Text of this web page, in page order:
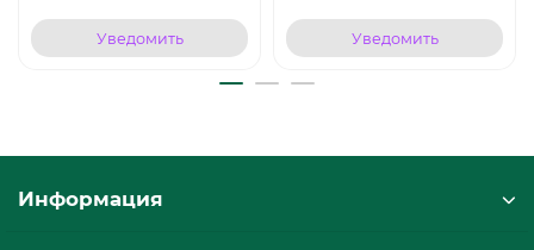
Уведомить Уведомить
Информация